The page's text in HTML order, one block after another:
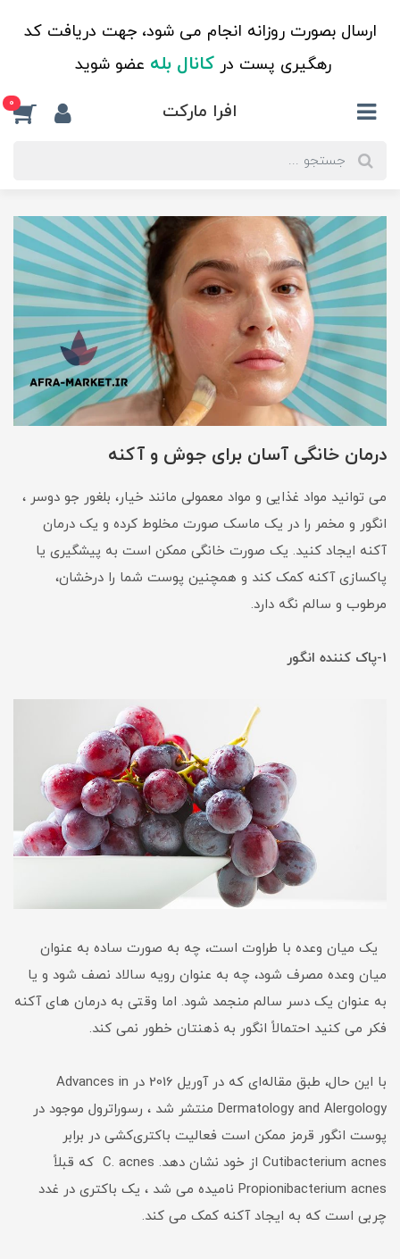
ارسال بصورت روزانه انجام می شود، جهت دریافت کد
رهگیری پست درکانال بله عضو شوید
افرا مارکت 0
درمان خانگی آسان برای جوش و آکنه
می توانید مواد غذایی و مواد معمولی مانند خیار، بلغور جو دوسر ،
انگور و مخمر را در یک ماسک صورت مخلوط کرده و یک درمان
آکنه ایجاد کنید. یک صورت خانگی ممکن است به پیشگیری یا
پاکسازی آکنه کمک کند و همچنین پوست شما را درخشان،
مرطوب و سالم نگه دارد.
1-پاک کننده انگور
یک میان وعده با طراوت است، چه به صورت ساده به عنوان
میان وعده مصرف شود، چه به عنوان رویه سالاد نصف شود و یا
به عنوان یک دسر سالم منجمد شود. اما وقتی به درمان های آکنه
فکر می کنید احتمالاً انگور به ذهنتان خطور نمی کند.
با این حال، طبق مقاله‌ای که در آوریل 2016 در Advances in
Dermatology and Alergology منتشر شد ، رسوراترول موجود در
پوست انگور قرمز ممکن است فعالیت باکتری‌کشی در برابر
Cutibacterium acnes از خود نشان دهد. C. acnes که قبلاً
Propionibacterium acnes نامیده می شد ، یک باکتری در غدد
چربی است که به ایجاد آکنه کمک می کند.